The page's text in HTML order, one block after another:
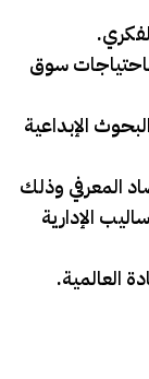
سوق
الإبداعية
المعرفي وذلك
الإدارية
العالمية.